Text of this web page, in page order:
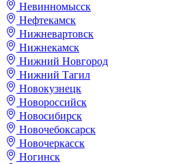
Невинномысск
Нефтекамск
Нижневартовск
Нижнекамск
Нижний Новгород
Нижний Тагил
Новокузнецк
Новороссийск
Новосибирск
Новочебоксарск
Новочеркасск
Ногинск